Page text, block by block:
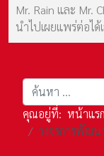
Mr. Rain และ Mr.
นำไปเผยแพร่ต่อไ
การค้นหา
คุณอยู่ที่: หน้าแรก
วงจรการพัฒน